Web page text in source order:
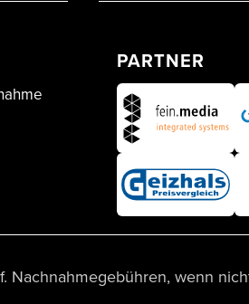
PARTNER
Nachnahmegebühren, wenn